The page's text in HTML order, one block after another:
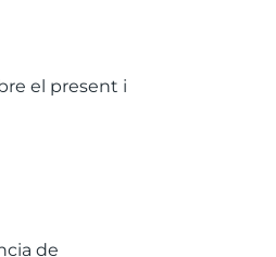
el present i
de